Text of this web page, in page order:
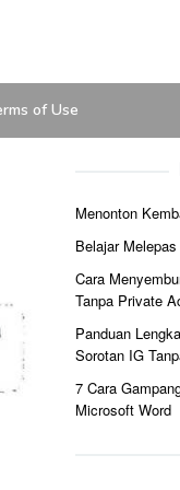
of Use
Menonton
Belajar
Cara
Tanpa Private
Panduan
Sorotan IG
7 Cara
Microsoft Word